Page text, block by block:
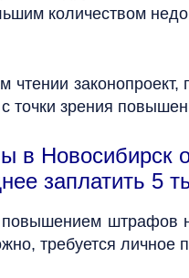
количеством
точки зрения
Новосибирск
заплатить 5
штрафов
требуется